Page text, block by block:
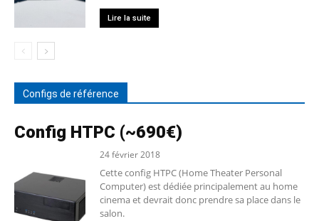
Lire la suite
Configs de référence
Config HTPC (~690€)
24 février 2018
Cette config HTPC (Home Theater Personal
Computer) est dédiée principalement au home
cinema et devrait donc prendre sa place dans le
salon.